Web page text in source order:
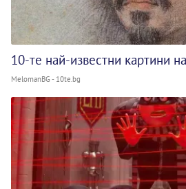
10-те най-известни картини
MelomanBG - 10te.bg